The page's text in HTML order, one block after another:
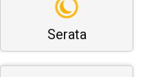
Serata